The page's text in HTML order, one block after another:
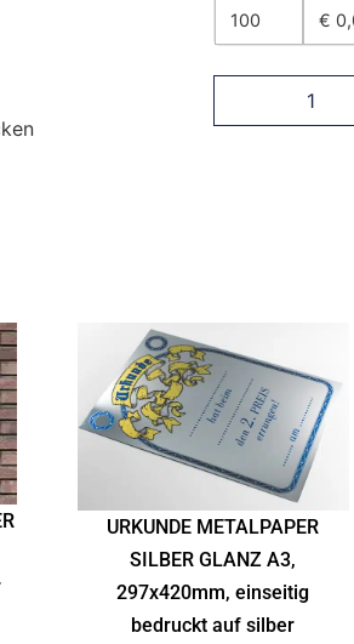
100 €
URKUNDE METALPAPER
SILBER GLANZ A3,
297x420mm, einseitig
bedruckt auf silber